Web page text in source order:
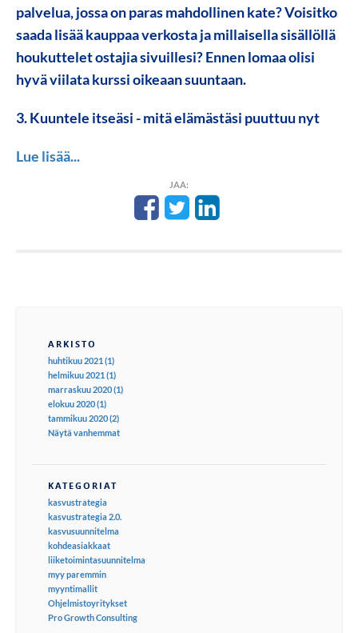
palvelua, jossa on paras mahdollinen kate? Voisitko
saada lisää kauppaa verkosta ja millaisella sisällöllä
houkuttelet ostajia sivuillesi? Ennen lomaa olisi
hyvä viilata kurssi oikeaan suuntaan.
3. Kuuntele itseäsi - mitä elämästäsi puuttuu nyt
Lue lisää...
JAA:
ARKISTO
huhtikuu 2021 (1)
helmikuu 2021 (1)
marraskuu 2020 (1)
elokuu 2020 (1)
tammikuu 2020 (2)
Näytä vanhemmat
KATEGORIAT
kasvustrategia
kasvustrategia 2.0.
kasvusuunnitelma
kohdeasiakkaat
liiketoimintasuunnitelma
myy paremmin
myyntimallit
Ohjelmistoyritykset
Pro Growth Consulting